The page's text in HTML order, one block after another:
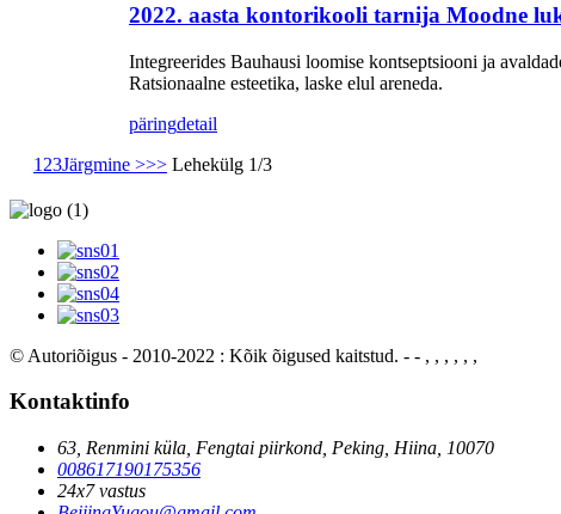
2022. aasta kontorikooli tarnija Moodne
Integreerides Bauhausi loomise kontseptsiooni ja
Ratsionaalne esteetika, laske elul areneda.
päringdetail
1 23Järgmine >>> Lehekülg 1/3
© Autoriõigus - 2010-2022 : Kõik õigused kaitstud. - - , , , , , ,
Kontaktinfo
63, Renmini küla, Fengtai piirkond, Peking, Hiina, 10070
008617190175356
24x7 vastus